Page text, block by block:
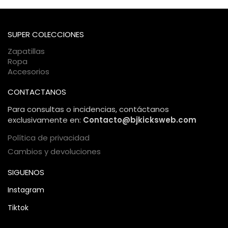
comercio electrónico, garantizando una compra 100%
SUPER COLECCIONES
Zapatillas
Ropa
Accesorios
CONTACTANOS
Para consultas o incidencias, contáctanos
exclusivamente en: Contacto@bjkicksweb.com
Política de privacidad
Cambios y devoluciones
SIGUENOS
Instagram
Tiktok